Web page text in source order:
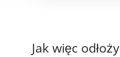
Jak więc